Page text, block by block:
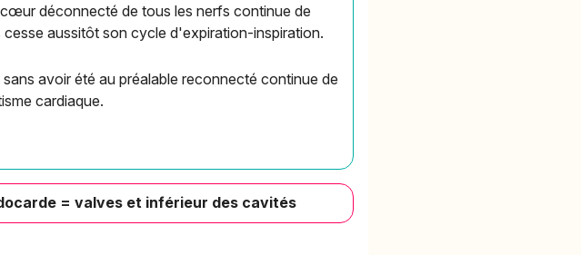
déconnecté de tous les nerfs continue de
aussitôt son cycle d'expiration-inspiration.
avoir été au préalable reconnecté continue de
cardiaque.
= valves et inférieur des cavités